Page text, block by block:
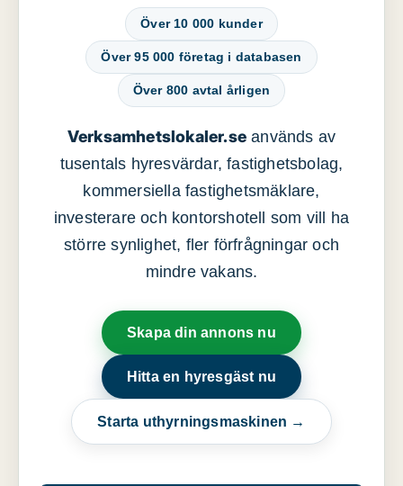
Över 10 000 kunder
Över 95 000 företag i databasen
Över 800 avtal årligen
Verksamhetslokaler.se används av
tusentals hyresvärdar, fastighetsbolag,
kommersiella fastighetsmäklare,
investerare och kontorshotell som vill ha
större synlighet, fler förfrågningar och
mindre vakans.
Skapa din annons nu
Hitta en hyresgäst nu
Starta uthyrningsmaskinen →